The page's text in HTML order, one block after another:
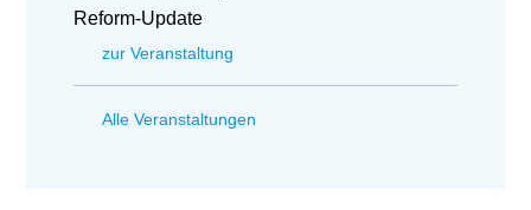
Reform-Update
zur Veranstaltung
Alle Veranstaltungen